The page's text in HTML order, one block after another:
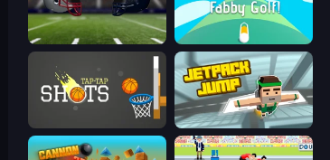
4th and Goal 2019 Fabby Golf!
Jetpack Jump